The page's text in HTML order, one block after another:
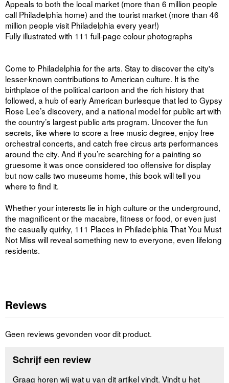
Appeals to both the local market (more than 6 million people
call Philadelphia home) and the tourist market (more than 46
million people visit Philadelphia every year!)
Fully illustrated with 111 full-page colour photographs
Come to Philadelphia for the arts. Stay to discover the city's
lesser-known contributions to American culture. It is the
birthplace of the political cartoon and the rich history that
followed, a hub of early American burlesque that led to Gypsy
Rose Lee’s discovery, and a national model for public art with
the country’s largest public arts program. Uncover the fun
secrets, like where to score a free music degree, enjoy free
orchestral concerts, and catch free circus arts performances
around the city. And if you’re searching for a painting so
gruesome it was once considered too offensive for display
but now calls two museums home, this book will tell you
where to find it.
Whether your interests lie in high culture or the underground,
the magnificent or the macabre, fitness or food, or even just
the casually quirky, 111 Places in Philadelphia That You Must
Not Miss will reveal something new to everyone, even lifelong
residents.
Reviews
Geen reviews gevonden voor dit product.
Schrijf een review
Graag horen wij wat u van dit artikel vindt. Vindt u het